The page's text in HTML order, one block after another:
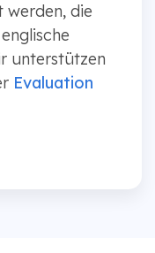
die
unterstützen
Evaluation